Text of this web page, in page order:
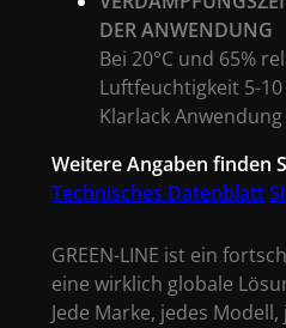
DER ANWENDUNG
Bei 20°C und 65%
Luftfeuchtigkeit 5-
Klarlack Anwendung
Weitere Angaben finden
Technisches Datenblatt
GREEN-LINE ist ein
eine wirklich globale
Jede Marke, jedes Modell,